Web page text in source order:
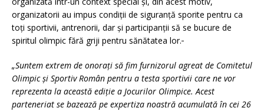
organizatorii au impus condiții de siguranță sporite pentru ca
toți sportivii, antrenorii, dar și participanții să se bucure de
spiritul olimpic fără griji pentru sănătatea lor.
„Suntem extrem de onorați să fim furnizorul agreat de Comitetul
Olimpic și Sportiv Român pentru a testa sportivii care ne vor
reprezenta la această ediție a Jocurilor Olimpice. Acest
parteneriat se bazează pe expertiza noastră acumulată în cei 26